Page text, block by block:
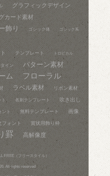
グラフィックデザイン
カード素材
飾り ゴシック体 ゴシック系
テンプレート トロピカル
イン パターン素材
ム フローラル
ラベル素材 リボン素材
ト 名刺テンプレート 吹き出し
ント 無料テンプレート 画像
フォント 賞状用飾り枠
罫 高解像度
FREE（フリースタイル）
All rights reserved